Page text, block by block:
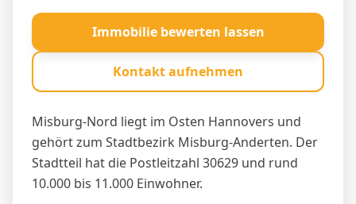
Misburg-Nord liegt im Osten Hannovers und
gehört zum Stadtbezirk Misburg-Anderten. Der
Stadtteil hat die Postleitzahl 30629 und rund
10.000 bis 11.000 Einwohner.
Immobilie bewerten lassen
Kontakt aufnehmen